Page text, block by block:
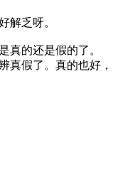
解乏呀。
真的还是假的了。
真假了。真的也好，